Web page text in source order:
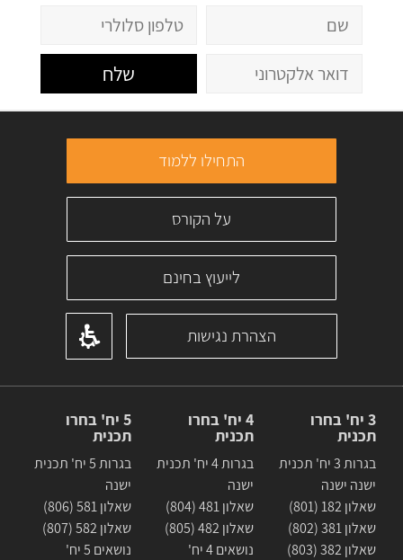
שלח
התחילו ללמוד
על הקורס
לייעוץ בחינם
הצהרת נגישות
3 יח' בחרו
תכנית
בגרות 3 יח' תכנית
ישנה ישנה
שאלון 182 (801)
שאלון 381 (802)
שאלון 382 (803)
4 יח' בחרו
תכנית
בגרות 4 יח' תכנית
ישנה
שאלון 481 (804)
שאלון 482 (805)
נושאים 4 יח'
5 יח' בחרו
תכנית
בגרות 5 יח' תכנית
ישנה
שאלון 581 (806)
שאלון 582 (807)
נושאים 5 יח'